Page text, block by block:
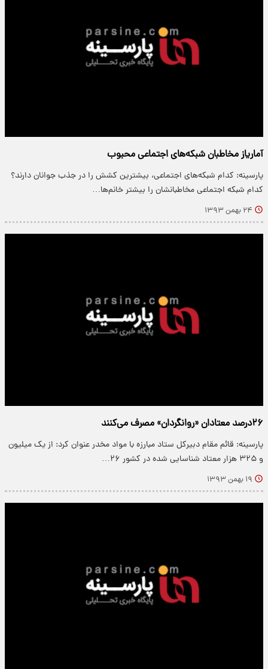
آماری​از مخاطبان شبکه‌های اجتماعی محبوب
پارسینه: کدام شبکه‌های اجتماعی، بیشترین کشش را در جذب جوانان دارند؟
کدام شبکه‌ اجتماعی مخاطبانشان را بیشتر خانم‌ها…
۲۴ بهمن ۱۳۹۳
۲۶‌درصد معتادان «روانگردان» مصرف می‌کنند
پارسینه: قائم مقام دبیرکل ستاد مبارزه با مواد مخدر عنوان کرد: از یک میلیون
و ۳۲۵ هزار معتاد شناسایی شده در کشور ۲۶…
۱۹ بهمن ۱۳۹۳